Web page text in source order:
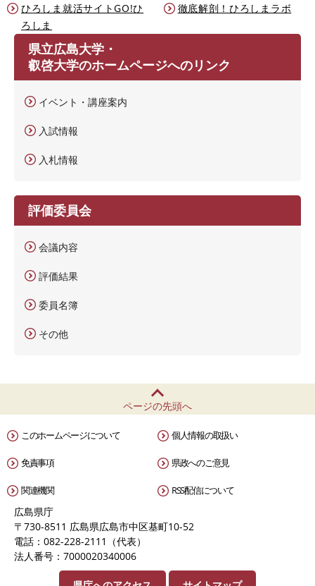
ひろしま就活サイトGO!ひ
ろしま
徹底解剖！ひろしまラボ
県立広島大学・
叡啓大学のホームページへのリンク
イベント・講座案内
入試情報
入札情報
評価委員会
会議内容
評価結果
委員名簿
その他
ページの先頭へ
このホームページについて 個人情報の取扱い
免責事項 県政へのご意見
関連機関 RSS配信について
広島県庁
〒730-8511 広島県広島市中区基町10-52
電話：082-228-2111（代表）
法人番号：7000020340006